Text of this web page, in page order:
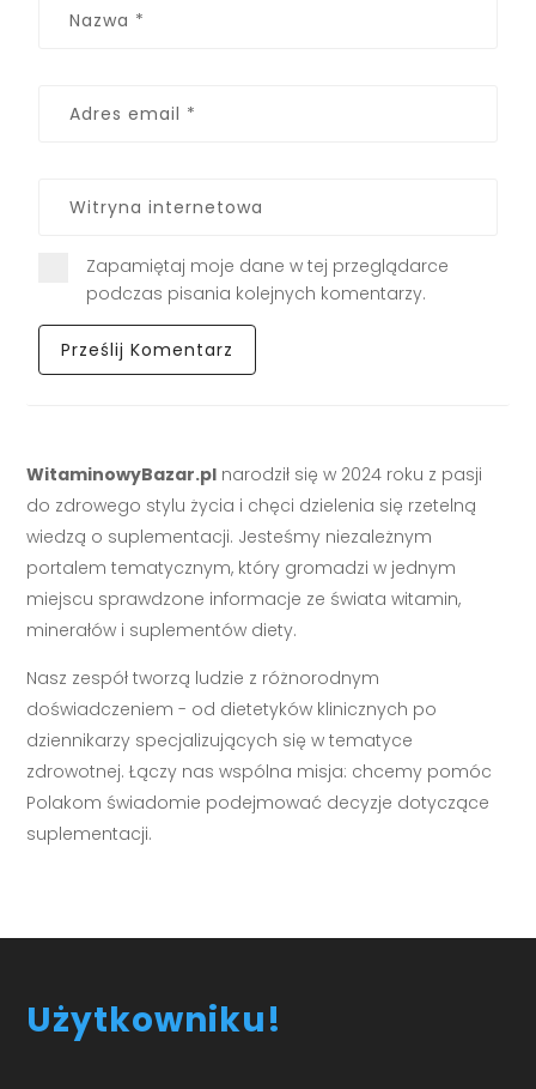
Zapamiętaj moje dane w tej przeglądarce
podczas pisania kolejnych komentarzy.
WitaminowyBazar.pl narodził się w 2024 roku z pasji
do zdrowego stylu życia i chęci dzielenia się rzetelną
wiedzą o suplementacji. Jesteśmy niezależnym
portalem tematycznym, który gromadzi w jednym
miejscu sprawdzone informacje ze świata witamin,
minerałów i suplementów diety.
Nasz zespół tworzą ludzie z różnorodnym
doświadczeniem - od dietetyków klinicznych po
dziennikarzy specjalizujących się w tematyce
zdrowotnej. Łączy nas wspólna misja: chcemy pomóc
Polakom świadomie podejmować decyzje dotyczące
suplementacji.
Użytkowniku!